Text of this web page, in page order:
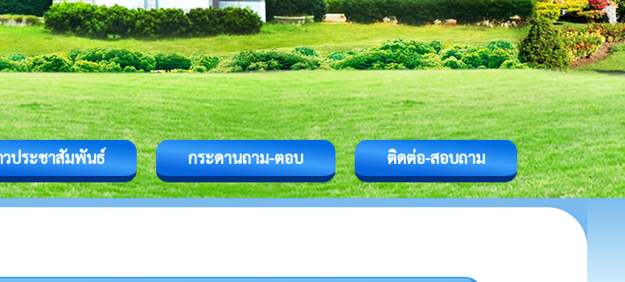
วประชาสัมพันธ์ กระดานถาม-ตอบ ติดต่อ-สอบถาม